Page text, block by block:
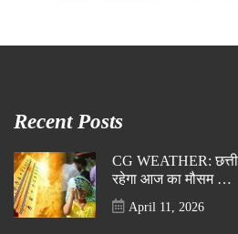
Recent Posts
CG WEATHER:
रहेगा आज का मौसम …
April 11, 2026